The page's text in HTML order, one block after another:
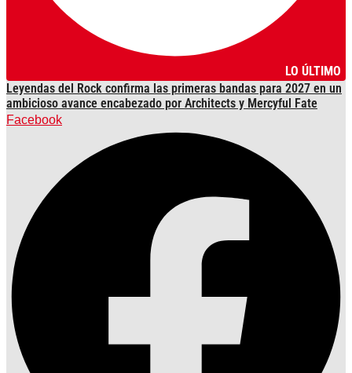
LO ÚLTIMO
Leyendas del Rock confirma las primeras bandas para 2027 en un
ambicioso avance encabezado por Architects y Mercyful Fate
Facebook